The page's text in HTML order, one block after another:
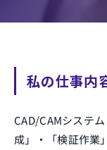
私の仕事内
CAD/CAMシステ
成」・「検証作業